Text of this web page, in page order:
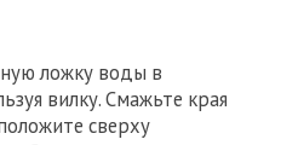
ложку воды в
вилку. Смажьте края
сверху